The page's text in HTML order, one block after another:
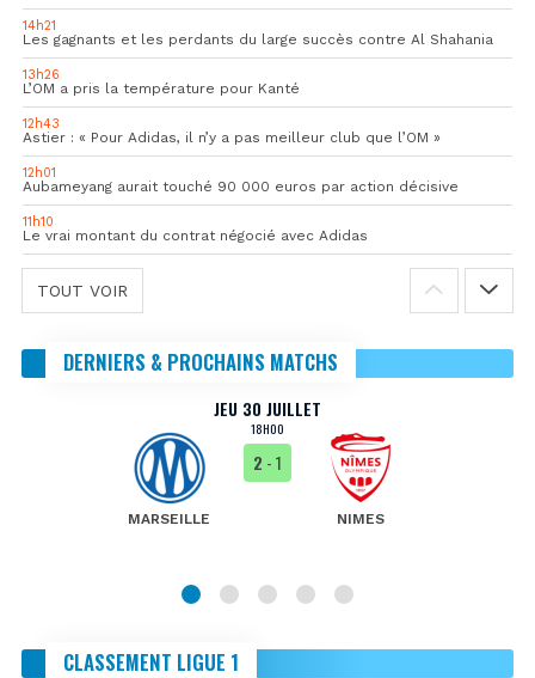
14h21
Les gagnants et les perdants du large succès contre Al Shahania
13h26
L’OM a pris la température pour Kanté
12h43
Astier : « Pour Adidas, il n’y a pas meilleur club que l’OM »
12h01
Aubameyang aurait touché 90 000 euros par action décisive
11h10
Le vrai montant du contrat négocié avec Adidas
TOUT VOIR
DERNIERS & PROCHAINS MATCHS
JEU 30 JUILLET
18H00
MARSEILLE
2 - 1
NIMES
CLASSEMENT LIGUE 1